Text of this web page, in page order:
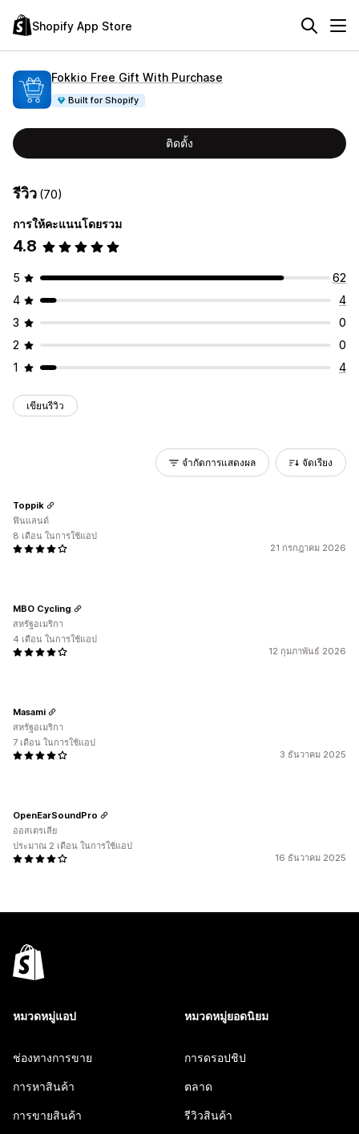
Shopify App Store
Fokkio Free Gift With Purchase
Built for Shopify
ติดตั้ง
รีวิว (70)
การให้คะแนนโดยรวม
4.8
5
62
4
4
3
0
2
0
1
4
เขียนรีวิว
จำกัดการแสดงผล จัดเรียง
21 กรกฎาคม 2026
Toppik
ฟินแลนด์
8 เดือน ในการใช้แอป
12 กุมภาพันธ์ 2026
MBO Cycling
สหรัฐอเมริกา
4 เดือน ในการใช้แอป
3 ธันวาคม 2025
Masami
สหรัฐอเมริกา
7 เดือน ในการใช้แอป
16 ธันวาคม 2025
OpenEarSoundPro
ออสเตรเลีย
ประมาณ 2 เดือน ในการใช้แอป
หมวดหมู่แอป
ช่องทางการขาย
การหาสินค้า
การขายสินค้า
หมวดหมู่ยอดนิยม
การดรอปชิป
ตลาด
รีวิวสินค้า